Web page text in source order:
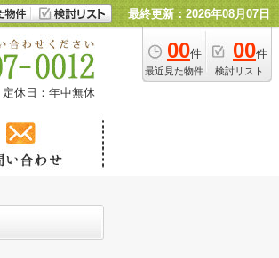
最終更新：2026年08月07日
00件
最近見た物件
00件
検討リスト
定休日：年中無休